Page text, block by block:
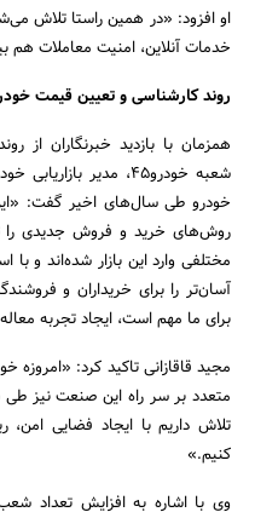
او افزود: «در همین راستا تلاش
خدمات آنلاین، امنیت معاملات
روند کارشناسی و تعیین قیمت
همزمان با بازدید خبرنگاران از
خودرو طی سال‌های اخیر گفت:
روش‌های خرید و فروش جدیدی را
مختلفی وارد این بازار شده‌اند و با
آسان‌تر را برای خریداران و
برای ما مهم است، ایجاد تجربه
مجید قاقازانی تاکید کرد:
متعدد بر سر راه این صنعت نیز
تلاش داریم با ایجاد فضایی امن،
کنیم.»
وی با اشاره به افزایش تعداد